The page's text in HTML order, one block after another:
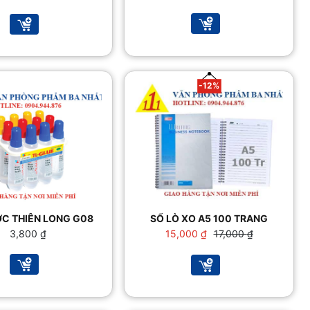
là:
13,000 ₫.
tại
là:
THIÊN LONG G08
3,800 ₫
-12%
SỔ LÒ XO A5 100 TRANG
17,000₫
Giá
là:
17,000 ₫.
15,000 ₫ Giá
tại
là: